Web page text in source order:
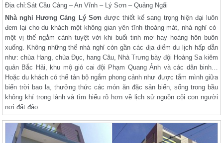
Địa chỉ:Sát Cầu Cảng – An Vĩnh – Lý Sơn – Quảng Ngãi
Nhà nghỉ Hương Cảng Lý Sơnđược thiết kế sang trọng hiện đại luôn
đem lại cho du khách một không gian yên tĩnh thoáng mát, nhà nghỉ có
một vị thế ngắm cảnh tuyệt vời khi buổi tinh mơ hay hoàng hôn buôn
xuống. Không những thế nhà nghỉ còn gần các địa điểm du lịch hấp dẫn
như: chùa Hang, chùa Đục, hang Câu, Nhà Trưng bày đội Hoàng Sa kiêm
quản Bắc Hải, khu mộ gió cai đội Phạm Quang Ảnh và các dân binh…
Hoặc du khách có thể tản bộ ngắm phong cảnh như được tắm mình giữa
biển trời bao la, thưởng thức các món ăn đặc sản biển, sống trong bầu
không khí trong lành và tìm hiểu rõ hơn về lịch sử nguồn cội con người
nơi đất đảo.